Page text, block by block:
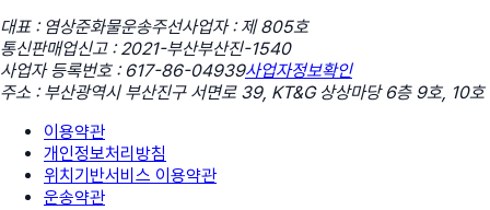
대표 : 염상준화물운송주선사업자 : 제 805호
통신판매업신고 : 2021-부산부산진-1540
사업자 등록번호 : 617-86-04939사업자정보확인
주소 : 부산광역시 부산진구 서면로 39, KT&G 상상마당 6층 9호, 10호
이용약관
개인정보처리방침
위치기반서비스 이용약관
운송약관